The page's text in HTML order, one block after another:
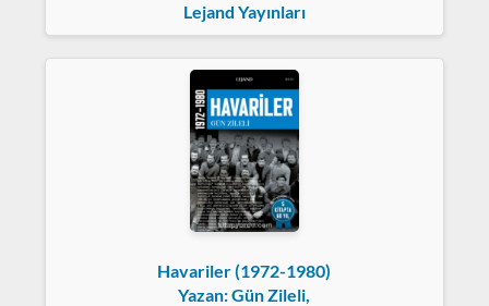
Lejand Yayınları
Havariler (1972-1980)
Yazan: Gün Zileli,